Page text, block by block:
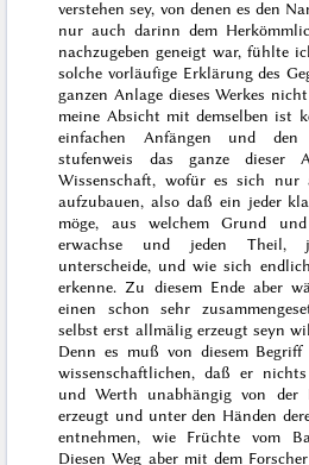
verstehen sey, von denen es den
nur auch darinn dem
nachzugeben geneigt war, fühlte
solche vorläufige Erklärung des
ganzen Anlage dieses Werkes
meine Absicht mit demselben ist
einfachen Anfängen und
stufenweis das ganze dieser
Wissenschaft, wofür es sich nur
aufzubauen, also daß ein jeder
möge, aus welchem Grund
erwachse und jeden Theil,
unterscheide, und wie sich
erkenne. Zu diesem Ende aber
einen schon sehr
selbst erst allmälig erzeugt seyn
Denn es muß von diesem
wissenschaftlichen, daß er
und Werth unabhängig von der
erzeugt und unter den Händen
entnehmen, wie Früchte vom
Diesen Weg aber mit dem